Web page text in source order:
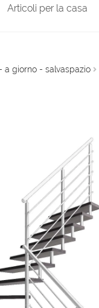
Articoli per la casa
a giorno - salvaspazio